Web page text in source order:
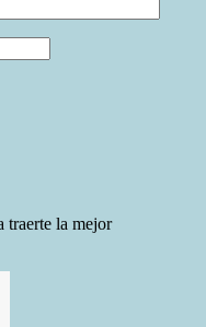
traerte la mejor